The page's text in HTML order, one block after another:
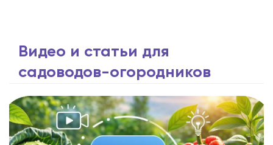
Видео и статьи для
садоводов-огородников